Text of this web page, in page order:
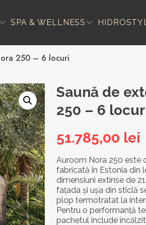
SPA & WELLNESS
250 – 6 locuri
Saună de
250 – 6
51.785,00 lei
Auroom Nora 250 este
fabricată în Estonia din
dimensiuni extinse de
fațada și ușa din sticlă
plop termotratat la
Pentru o performanță
pachetul include